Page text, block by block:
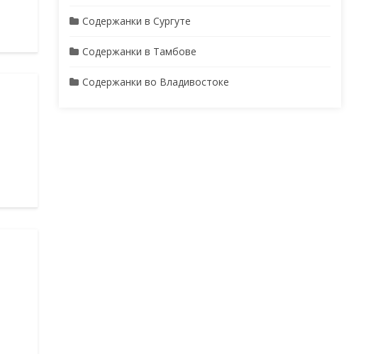
Содержанки в Сургуте
Содержанки в Тамбове
Содержанки во Владивостоке